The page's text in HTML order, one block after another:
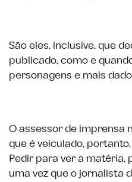
São eles, inclusive, que
publicado, como e
personagens e mais
O assessor de imprensa
que é veiculado,
Pedir para ver a matéria,
uma vez que o jornalista